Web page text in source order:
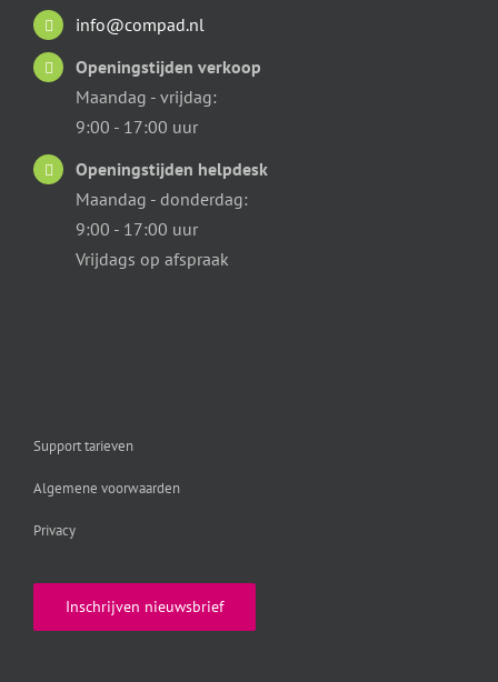
info@compad.nl
Openingstijden verkoop
Maandag - vrijdag:
9:00 - 17:00 uur
Openingstijden helpdesk
Maandag - donderdag:
9:00 - 17:00 uur
Vrijdags op afspraak
Support tarieven
Algemene voorwaarden
Privacy
Inschrijven nieuwsbrief